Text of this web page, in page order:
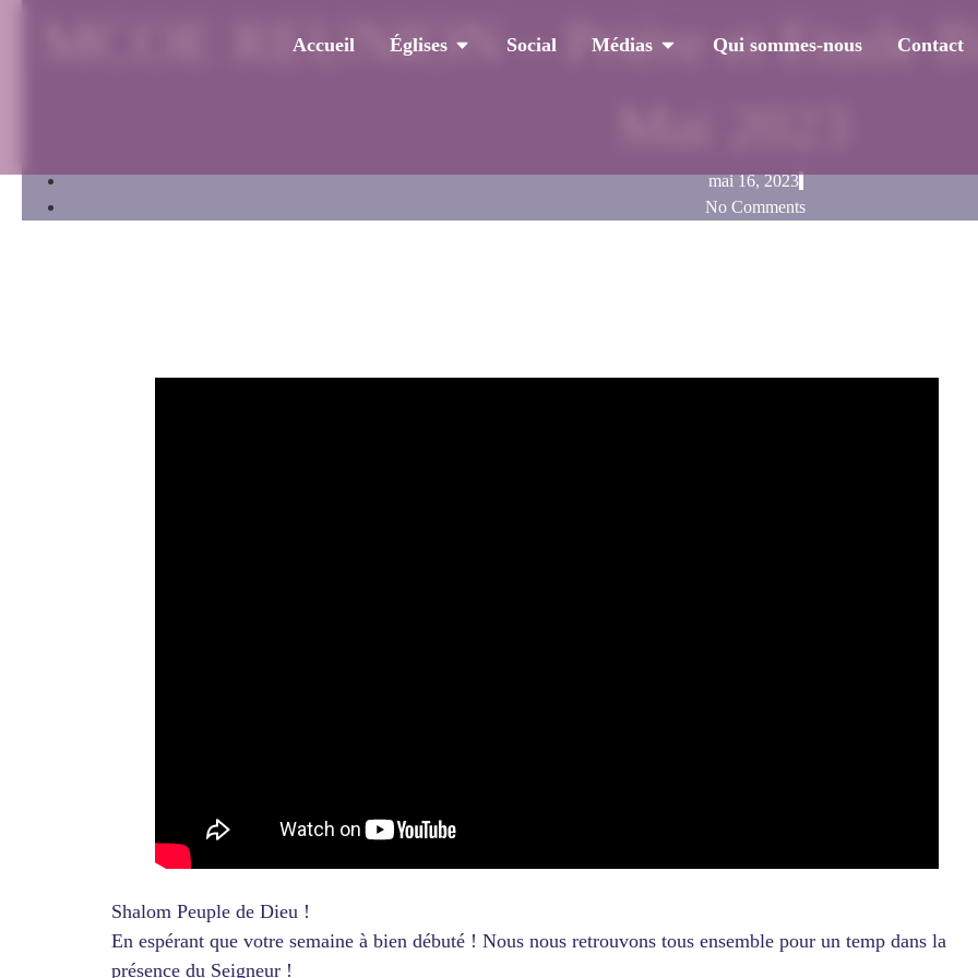
Accueil Églises Social Médias Qui sommes-nous Contact
MCOE REUNION – Prière et Etude
mai 16, 2023
No Comments
Shalom Peuple de Dieu !
En espérant que votre semaine à bien débuté ! Nous nous retrouvons tous ensemble pour un temp dans la
présence du Seigneur !